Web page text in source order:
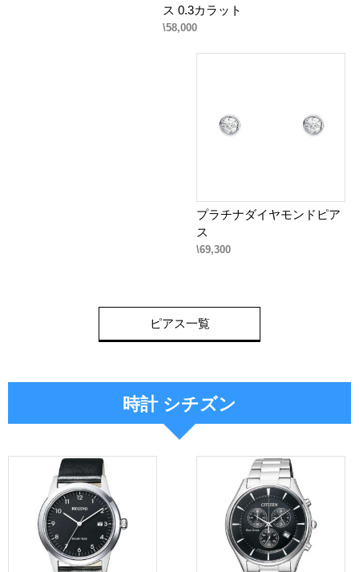
ス 0.3カラット
\58,000
プラチナダイヤモンドピア
ス
\69,300
ピアス一覧
時計 シチズン